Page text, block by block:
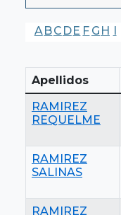
A BC DE F G H I
Apellidos
RAMIREZ
REQUELME
RAMIREZ
SALINAS
RAMIREZ